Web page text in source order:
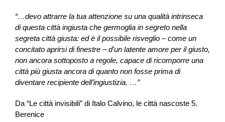
“…devo attrarre la tua attenzione su una qualità intrinseca
di questa città ingiusta che germoglia in segreto nella
segreta città giusta: ed è il possibile risveglio – come un
concitato aprirsi di finestre – d’un latente amore per il giusto,
non ancora sottoposto a regole, capace di ricomporre una
città più giusta ancora di quanto non fosse prima di
diventare recipiente dell’ingiustizia. …”
Da “Le città invisibili” di Italo Calvino, le città nascoste 5.
Berenice